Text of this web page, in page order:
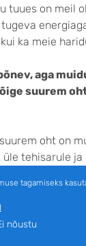
tuues on meil
ka meie
aga
suurem
oht on
üle tehisarule
tehisaru
tagamiseks
nõustu